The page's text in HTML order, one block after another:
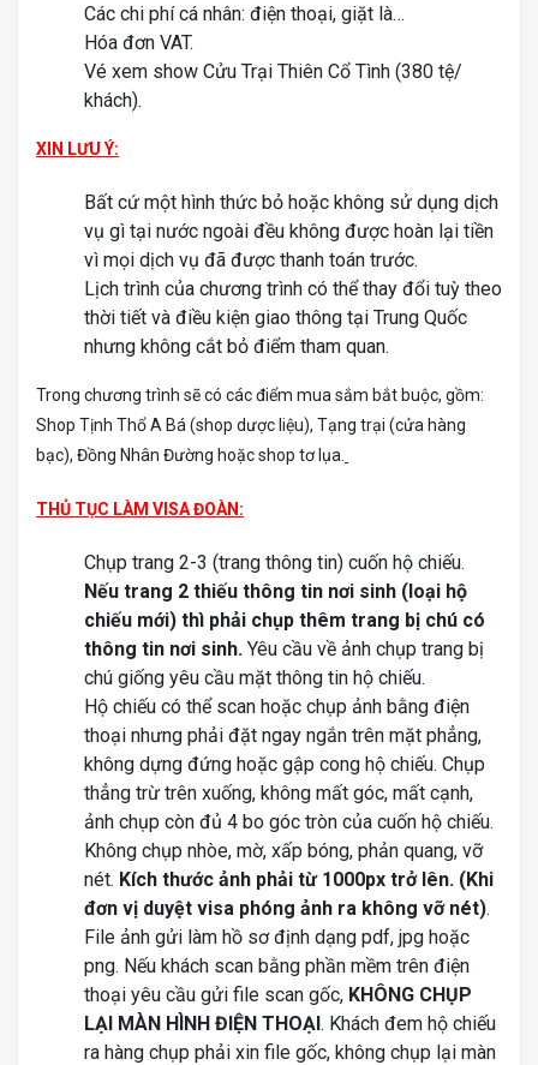
Các chi phí cá nhân: điện thoại, giặt là…
Hóa đơn VAT.
Vé xem show Cửu Trại Thiên Cổ Tình (380 tệ/
khách).
XIN LƯU Ý:
Bất cứ một hình thức bỏ hoặc không sử dụng dịch
vụ gì tại nước ngoài đều không được hoàn lại tiền
vì mọi dịch vụ đã được thanh toán trước.
Lịch trình của chương trình có thể thay đổi tuỳ theo
thời tiết và điều kiện giao thông tại Trung Quốc
nhưng không cắt bỏ điểm tham quan.
Trong chương trình sẽ có các điểm mua sắm bắt buộc, gồm:
Shop Tịnh Thổ A Bá (shop dược liệu), Tạng trại (cửa hàng
bạc), Đồng Nhân Đường hoặc shop tơ lụa.
THỦ TỤC LÀM VISA ĐOÀN:
Chụp trang 2-3 (trang thông tin) cuốn hộ chiếu.
Nếu trang 2 thiếu thông tin nơi sinh (loại hộ
chiếu mới) thì phải chụp thêm trang bị chú có
thông tin nơi sinh. Yêu cầu về ảnh chụp trang bị
chú giống yêu cầu mặt thông tin hộ chiếu.
Hộ chiếu có thể scan hoặc chụp ảnh bằng điện
thoại nhưng phải đặt ngay ngắn trên mặt phẳng,
không dựng đứng hoặc gập cong hộ chiếu. Chụp
thẳng trừ trên xuống, không mất góc, mất cạnh,
ảnh chụp còn đủ 4 bo góc tròn của cuốn hộ chiếu.
Không chụp nhòe, mờ, xấp bóng, phản quang, vỡ
nét. Kích thước ảnh phải từ 1000px trở lên. (Khi
đơn vị duyệt visa phóng ảnh ra không vỡ nét).
File ảnh gửi làm hồ sơ định dạng pdf, jpg hoặc
png. Nếu khách scan bằng phần mềm trên điện
thoại yêu cầu gửi file scan gốc, KHÔNG CHỤP
LẠI MÀN HÌNH ĐIỆN THOẠI. Khách đem hộ chiếu
ra hàng chụp phải xin file gốc, không chụp lại màn